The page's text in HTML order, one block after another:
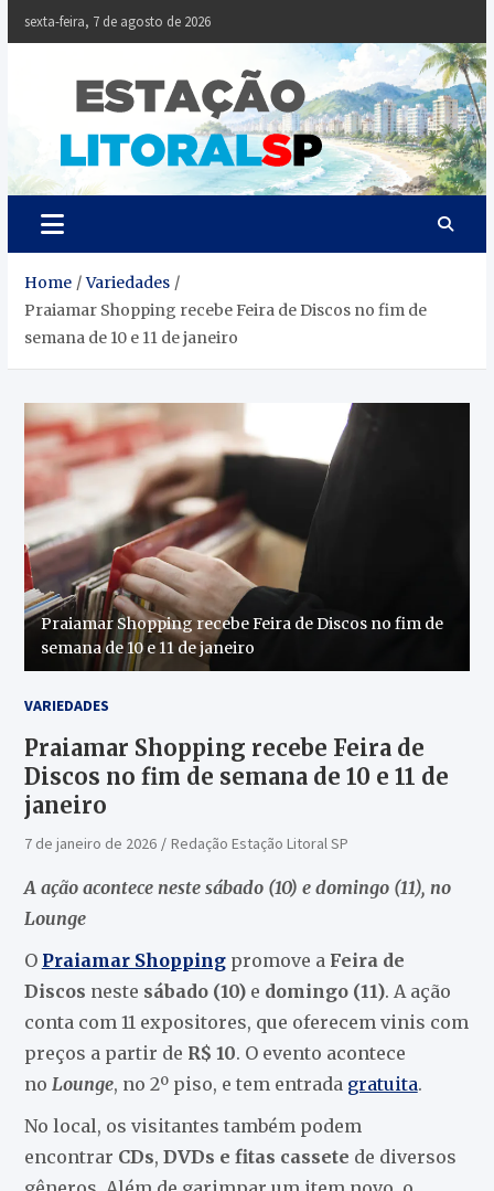
sexta-feira, 7 de agosto de 2026
Litoral
Notícias da
Baixada Santista
Home
Variedades
Praiamar Shopping recebe Feira de Discos no fim de
semana de 10 e 11 de janeiro
Praiamar Shopping recebe Feira de Discos no fim de
semana de 10 e 11 de janeiro
VARIEDADES
Praiamar Shopping recebe Feira de
Discos no fim de semana de 10 e 11 de
janeiro
7 de janeiro de 2026 Redação Estação Litoral SP
A ação acontece neste sábado (10) e domingo (11), no
Lounge
O Praiamar Shoppingpromove a Feira de
Discos neste sábado (10) e domingo (11). A ação
conta com 11 expositores, que oferecem vinis com
preços a partir de R$ 10. O evento acontece
no Lounge, no 2º piso, e tem entrada gratuita.
No local, os visitantes também podem
encontrar CDs, DVDs e fitas cassete de diversos